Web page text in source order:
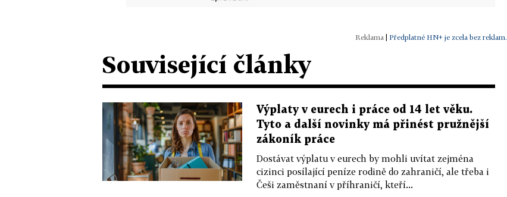
Předplatné HN+ je zcela bez reklam.
Související články
Výplaty v eurech i práce od 14 let věku.
Tyto a další novinky má přinést pružnější
zákoník práce
Dostávat výplatu v eurech by mohli uvítat zejména
cizinci posílající peníze rodině do zahraničí, ale třeba i
Češi zaměstnaní v příhraničí, kteří...